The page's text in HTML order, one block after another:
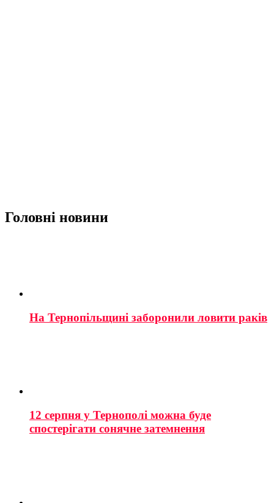
Головні новини
На Тернопільщині заборонили ловити раків
12 серпня у Тернополі можна буде
спостерігати сонячне затемнення